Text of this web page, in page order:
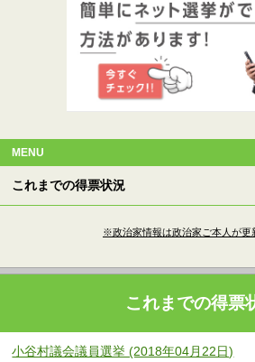
MENU
これまでの得票状況
※政治家情報は政治家ご本人が更
これまでの得票
小谷村議会議員選挙 (2018年04月22日)